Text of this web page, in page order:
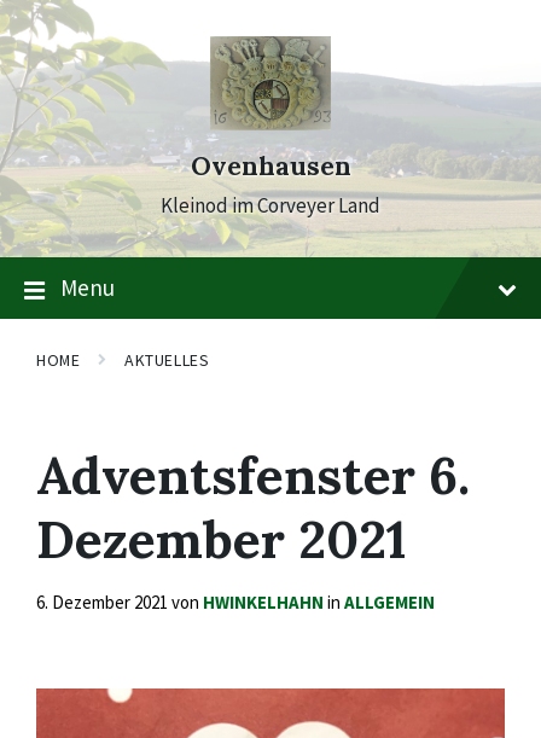
Skip
to
content
Skip
to
main
navigation
Skip
to
footer
Ovenhausen
Kleinod im Corveyer Land
Menu
HOME AKTUELLES
Adventsfenster 6.
Dezember 2021
6. Dezember 2021 von HWINKELHAHN in ALLGEMEIN